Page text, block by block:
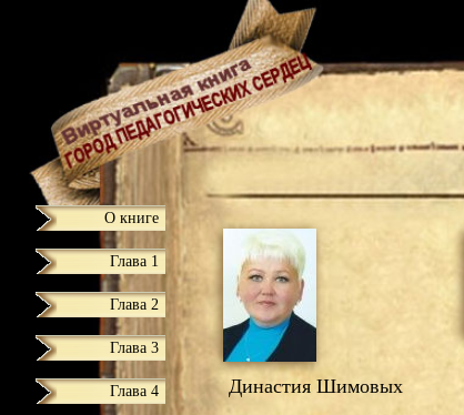
О книге
Глава 1
Глава 2
Глава 3
Глава 4 Династия Шимовых